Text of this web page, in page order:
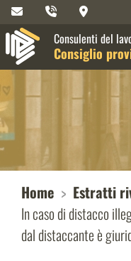
Consulenti del
Consiglio
Home
Estratti
In caso di distacco
dal distaccante è